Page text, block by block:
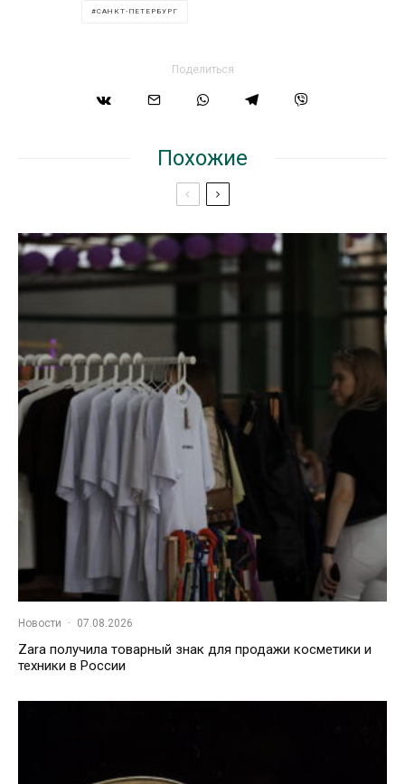
САНКТ-ПЕТЕРБУРГ
Поделиться
Похожие
Новости · 07.08.2026
Zara получила товарный знак для продажи косметики и
техники в России